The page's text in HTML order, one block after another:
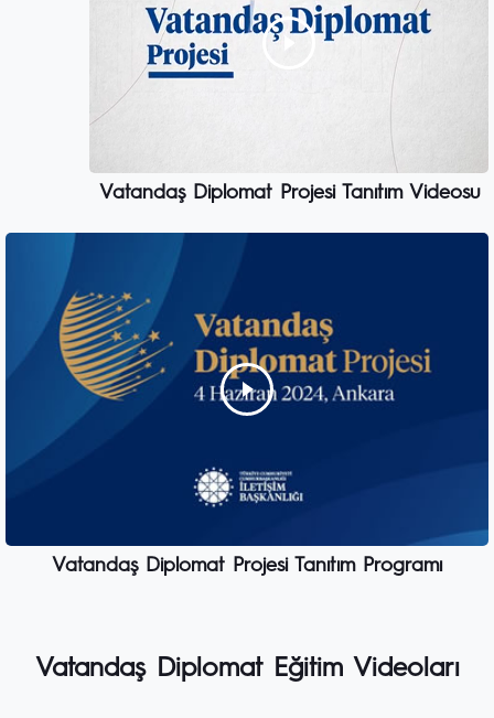
Vatandaş Diplomat Projesi Tanıtım Videosu
Vatandaş Diplomat Projesi Tanıtım Programı
Vatandaş Diplomat Eğitim Videoları